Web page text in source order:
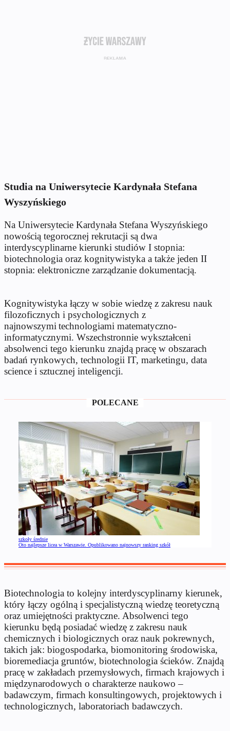
Studia na Uniwersytecie Kardynała Stefana
Wyszyńskiego
Na Uniwersytecie Kardynała Stefana Wyszyńskiego
nowością tegorocznej rekrutacji są dwa
interdyscyplinarne kierunki studiów I stopnia:
biotechnologia oraz kognitywistyka a także jeden II
stopnia: elektroniczne zarządzanie dokumentacją.
Kognitywistyka łączy w sobie wiedzę z zakresu nauk
filozoficznych i psychologicznych z
najnowszymi technologiami matematyczno-
informatycznymi. Wszechstronnie wykształceni
absolwenci tego kierunku znajdą pracę w obszarach
badań rynkowych, technologii IT, marketingu, data
science i sztucznej inteligencji.
POLECANE
szkoły średnie
Oto najlepsze licea w Warszawie. Opublikowano najnowszy ranking szkół
Biotechnologia to kolejny interdyscyplinarny kierunek,
który łączy ogólną i specjalistyczną wiedzę teoretyczną
oraz umiejętności praktyczne. Absolwenci tego
kierunku będą posiadać wiedzę z zakresu nauk
chemicznych i biologicznych oraz nauk pokrewnych,
takich jak: biogospodarka, biomonitoring środowiska,
bioremediacja gruntów, biotechnologia ścieków. Znajdą
pracę w zakładach przemysłowych, firmach krajowych i
międzynarodowych o charakterze naukowo –
badawczym, firmach konsultingowych, projektowych i
technologicznych, laboratoriach badawczych.